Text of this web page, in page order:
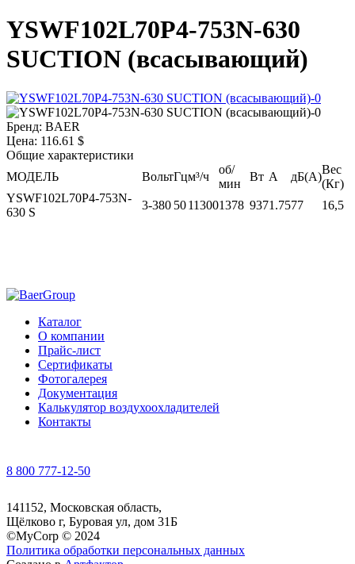
YSWF102L70P4-753N-630
SUCTION (всасывающий)
Бренд: BAER
Цена: 116.61 $
Общие характеристики
МОДЕЛЬ
ВольтГцм³/ч
об/
мин
Вт А дБ(A)
Вес
(Кг)
YSWF102L70P4-753N-
630 S
3-380 50113001378 9371.7577 16,5
Каталог
О компании
Прайс-лист
Сертификаты
Фотогалерея
Документация
Калькулятор воздухоохладителей
Контакты
8 800 777-12-50
141152, Московская область,
Щёлково г, Буровая ул, дом 31Б
©MyCorp © 2024
Политика обработки персональных данных